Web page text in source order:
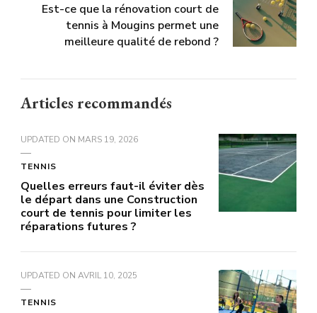
Est-ce que la rénovation court de
tennis à Mougins permet une
meilleure qualité de rebond ?
Articles recommandés
UPDATED ON MARS 19, 2026
TENNIS
Quelles erreurs faut-il éviter dès
le départ dans une Construction
court de tennis pour limiter les
réparations futures ?
UPDATED ON AVRIL 10, 2025
TENNIS